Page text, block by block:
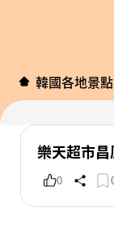
韓國各地景點
樂天超市
0